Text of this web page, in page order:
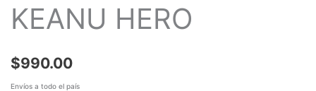
KEANU HERO
$990.00
Envíos a todo el país